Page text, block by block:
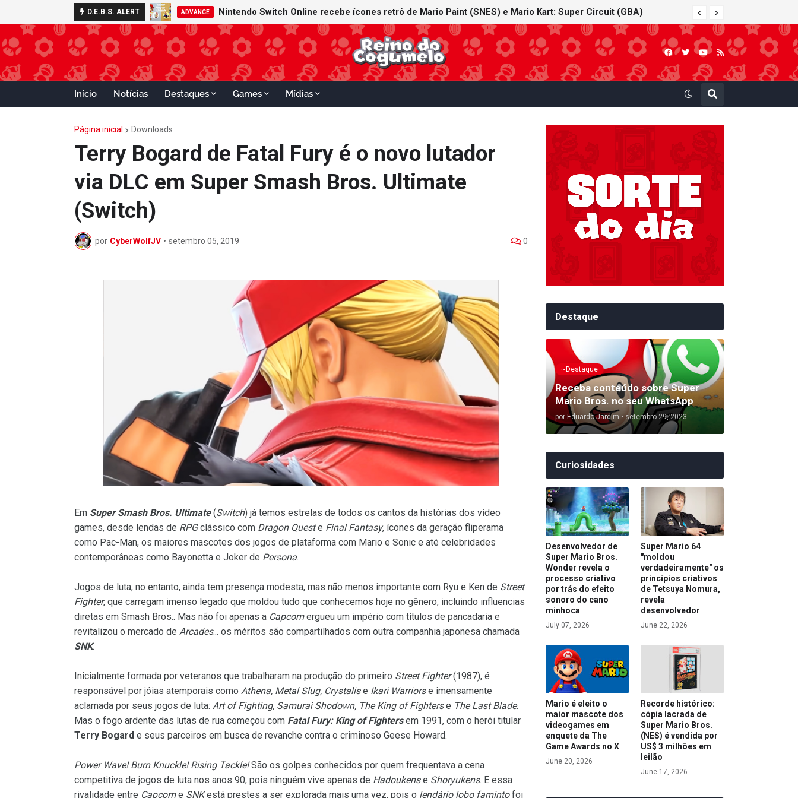
D.E.B.S. ALERT ADVANCE Nintendo Switch Online recebe ícones retrô de Mario Paint (SNES) e Mario Kart: Super Circuit (GBA)
Início Notícias Destaques Games Mídias
Página inicial Downloads
Terry Bogard de Fatal Fury é o novo lutador
via DLC em Super Smash Bros. Ultimate
(Switch)
por CyberWolfJV • setembro 05, 2019 0
Em Super Smash Bros. Ultimate(Switch) já temos estrelas de todos os cantos da histórias dos vídeo
games, desde lendas de RPGclássico com Dragon Queste Final Fantasy, ícones da geração fliperama
como Pac-Man, os maiores mascotes dos jogos de plataforma com Mario e Sonic e até celebridades
contemporâneas como Bayonetta e Joker de Persona.
Jogos de luta, no entanto, ainda tem presença modesta, mas não menos importante com Ryu e Ken de Street
Fighter, que carregam imenso legado que moldou tudo que conhecemos hoje no gênero, incluindo influencias
diretas em Smash Bros.. Mas não foi apenas a Capcomergueu um império com títulos de pancadaria e
revitalizou o mercado de Arcades... os méritos são compartilhados com outra companhia japonesa chamada
SNK.
Inicialmente formada por veteranos que trabalharam na produção do primeiro Street Fighter(1987), é
responsável por jóias atemporais como Athena, Metal Slug, Crystalise Ikari Warriorse imensamente
aclamada por seus jogos de luta: Art of Fighting, Samurai Shodown, The King of Fighterse The Last Blade.
Mas o fogo ardente das lutas de rua começou com Fatal Fury: King of Fightersem 1991, com o herói titular
Terry Bogard e seus parceiros em busca de revanche contra o criminoso Geese Howard.
Power Wave! Burn Knuckle! Rising Tackle!São os golpes conhecidos por quem frequentava a cena
competitiva de jogos de luta nos anos 90, pois ninguém vive apenas de Hadoukense Shoryukens. E essa
rivalidade entre Capcome SNKestá prestes a ser explorada mais uma vez, pois o lendário lobo famintofoi
Destaque
~Destaque
Receba conteúdo sobre Super
Mario Bros. no seu WhatsApp
por Eduardo Jardim • setembro 29, 2023
Curiosidades
Desenvolvedor de
Super Mario Bros.
Wonder revela o
processo criativo
por trás do efeito
sonoro do cano
minhoca
July 07, 2026
Super Mario 64
"moldou
verdadeiramente" os
princípios criativos
de Tetsuya Nomura,
revela
desenvolvedor
June 22, 2026
Mario é eleito o
maior mascote dos
videogames em
enquete da The
Game Awards no X
June 20, 2026
Recorde histórico:
cópia lacrada de
Super Mario Bros.
(NES) é vendida por
US$ 3 milhões em
leilão
June 17, 2026